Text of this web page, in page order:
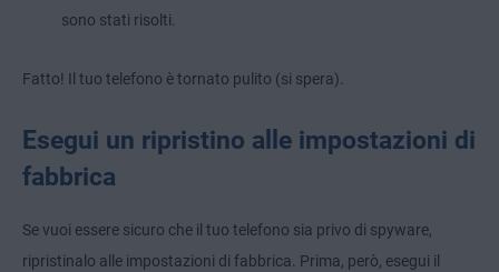
sono stati risolti.
Fatto! Il tuo telefono è tornato pulito (si spera).
Esegui un ripristino alle impostazioni di
fabbrica
Se vuoi essere sicuro che il tuo telefono sia privo di spyware,
ripristinalo alle impostazioni di fabbrica. Prima, però, esegui il